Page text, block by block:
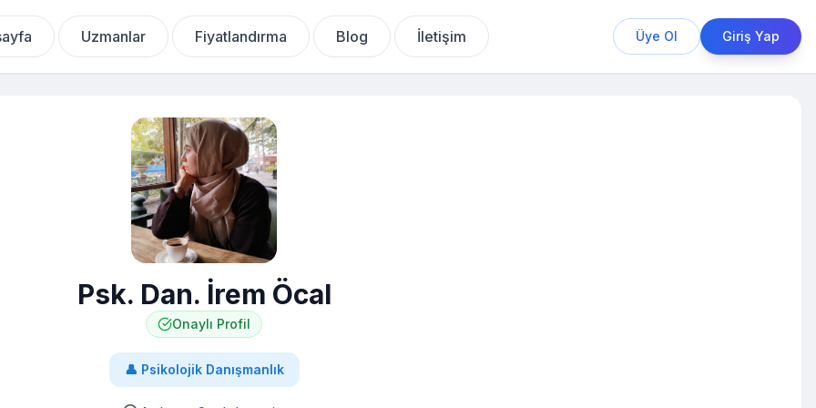
Uzmanlar Fiyatlandırma Blog İletişim Üye Ol Giriş Yap
Psk. Dan. İrem Öcal
Onaylı Profil
👤 Psikolojik Danışmanlık